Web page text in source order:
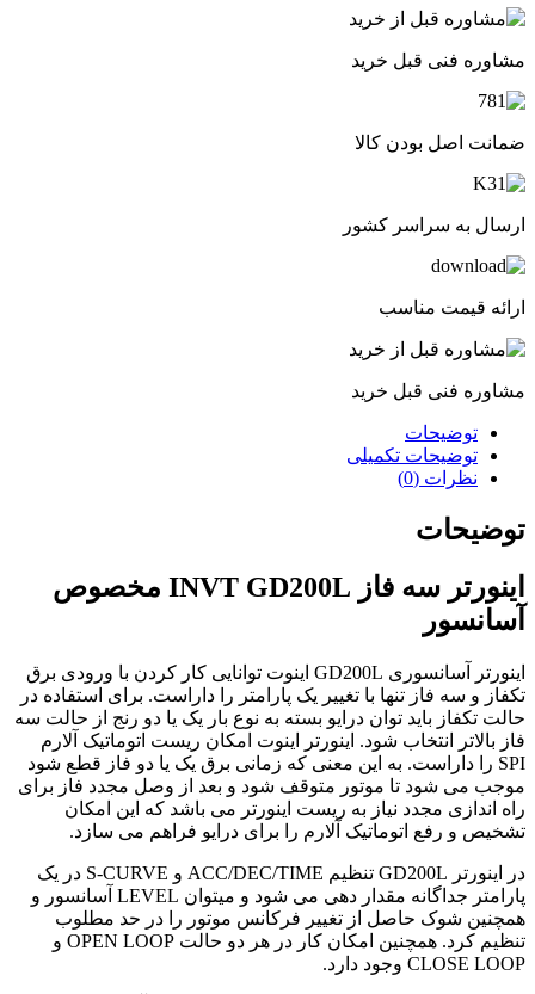
مشاوره فنی قبل خرید
ضمانت اصل بودن کالا
ارسال به سراسر کشور
ارائه قیمت مناسب
مشاوره فنی قبل خرید
توضیحات
توضیحات تکمیلی
نظرات (0)
توضیحات
اینورتر سه فاز INVT GD200L مخصوص
آسانسور
اینورتر آسانسوری GD200L اینوت توانایی کار کردن با ورودی برق
تکفاز و سه فاز تنها با تغییر یک پارامتر را داراست. برای استفاده در
حالت تکفاز باید توان درایو بسته به نوع بار یک یا دو رنج از حالت سه
فاز بالاتر انتخاب شود. اینورتر اینوت امکان ریست اتوماتیک آلارم
SPI را داراست. به این معنی که زمانی برق یک یا دو فاز قطع شود
موجب می شود تا موتور متوقف شود و بعد از وصل مجدد فاز برای
راه اندازی مجدد نیاز به ریست اینورتر می باشد که این امکان
تشخیص و رفع اتوماتیک آلارم را برای درایو فراهم می سازد.
در اینورتر GD200L تنظیم ACC/DEC/TIME و S-CURVE در یک
پارامتر جداگانه مقدار دهی می شود و میتوان LEVEL آسانسور و
همچنین شوک حاصل از تغییر فرکانس موتور را در حد مطلوب
تنظیم کرد. همچنین امکان کار در هر دو حالت OPEN LOOP و
CLOSE LOOP وجود دارد.